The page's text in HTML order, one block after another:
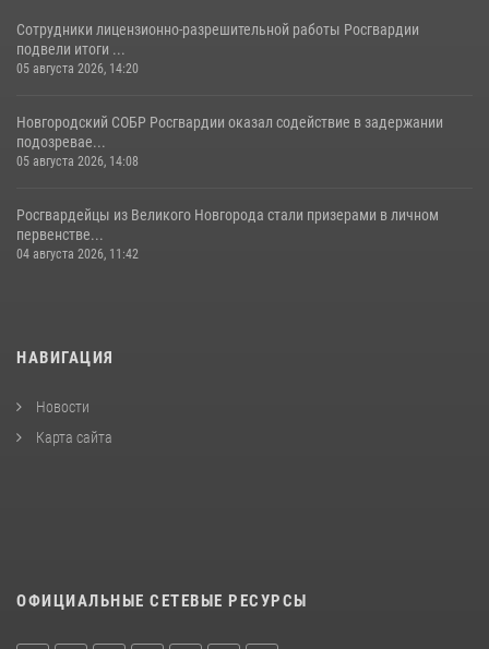
Сотрудники лицензионно-разрешительной работы Росгвардии
подвели итоги ...
05 августа 2026, 14:20
Новгородский СОБР Росгвардии оказал содействие в задержании
подозревае...
05 августа 2026, 14:08
Росгвардейцы из Великого Новгорода стали призерами в личном
первенстве...
04 августа 2026, 11:42
НАВИГАЦИЯ
Новости
Карта сайта
ОФИЦИАЛЬНЫЕ СЕТЕВЫЕ РЕСУРСЫ